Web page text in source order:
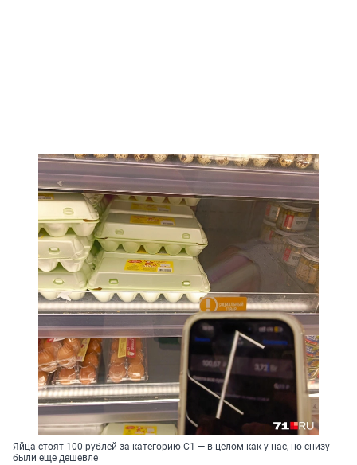
Яйца стоят 100 рублей за категорию С1 — в целом как у нас, но снизу
были еще дешевле